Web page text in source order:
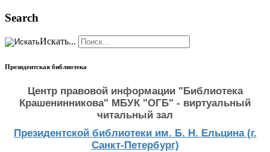
Search
Искать...
Президентская библиотека
Центр правовой информации "Библиотека
Крашенинникова" МБУК "ОГБ" - виртуальный
читальный зал
Президентской библиотеки им. Б. Н. Ельцина (г.
Санкт-Петербург)